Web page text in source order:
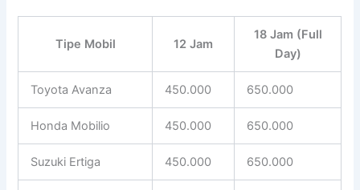
Tipe Mobil 12 Jam
18 Jam (Full
Day)
Toyota Avanza 450.000 650.000
Honda Mobilio 450.000 650.000
Suzuki Ertiga 450.000 650.000